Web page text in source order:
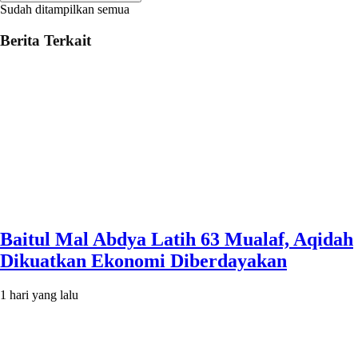
Sudah ditampilkan semua
Berita Terkait
Baitul Mal Abdya Latih 63 Mualaf, Aqidah
Dikuatkan Ekonomi Diberdayakan
1 hari yang lalu